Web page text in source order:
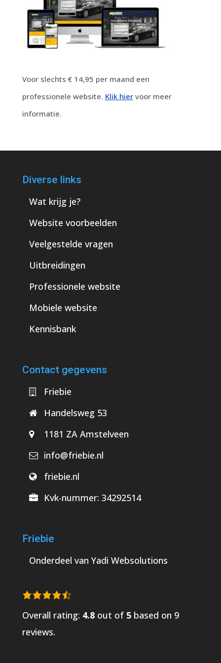
Voor slechts € 14,95 per maand een
professionele website. Klik hiervoor meer
informatie.
Diverse links
Wat krijg je?
Website voorbeelden
Veelgestelde vragen
Uitbreidingen
Professionele website
Mobiele website
Kennisbank
Contact gegevens
Friebie
Handelsweg 53
1181 ZA Amstelveen
info@friebie.nl
friebie.nl
Kvk-nummer: 34292514
Friebie
Onderdeel van Yadi Websolutions
Overall rating: 4.8 out of 5based on 9
reviews.